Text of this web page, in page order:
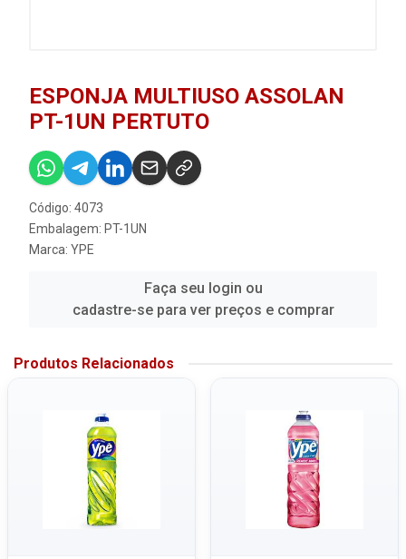
ESPONJA MULTIUSO ASSOLAN
PT-1UN PERTUTO
Código: 4073
Embalagem: PT-1UN
Marca: YPE
Faça seu login ou
cadastre-se para ver preços e comprar
Produtos Relacionados